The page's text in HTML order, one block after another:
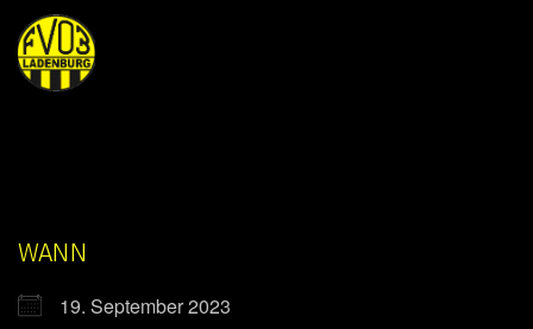
WANN
19. September 2023